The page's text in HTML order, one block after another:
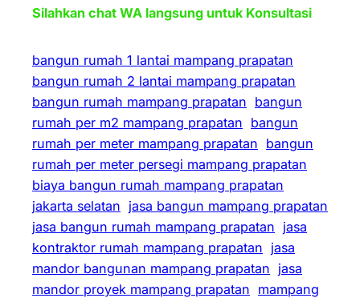
Silahkan chat WA langsung untuk Konsultasi
bangun rumah 1 lantai mampang prapatan
bangun rumah 2 lantai mampang prapatan
bangun rumah mampang prapatan bangun
rumah per m2 mampang prapatan bangun
rumah per meter mampang prapatan bangun
rumah per meter persegi mampang prapatan
biaya bangun rumah mampang prapatan
jakarta selatan jasa bangun mampang prapatan
jasa bangun rumah mampang prapatan jasa
kontraktor rumah mampang prapatan jasa
mandor bangunan mampang prapatan jasa
mandor proyek mampang prapatan mampang